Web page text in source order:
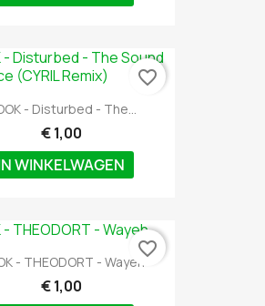
- Disturbed - The...
€ 1,00
WINKELWAGEN
favorite_border
- THEODORT - Wayeh
€ 1,00
favorite_border